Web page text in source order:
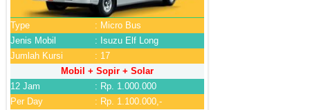
Type
: Micro Bus
Jenis Mobil
: Isuzu Elf Long
Jumlah Kursi
: 17
Mobil + Sopir + Solar
12 Jam
: Rp. 1.000.000
Per Day
: Rp. 1.100.000,-